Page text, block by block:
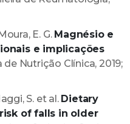
E. G. Magnésio e
e implicações
de Nutrição Clínica, 2019;
S. et al. Dietary
of falls in older